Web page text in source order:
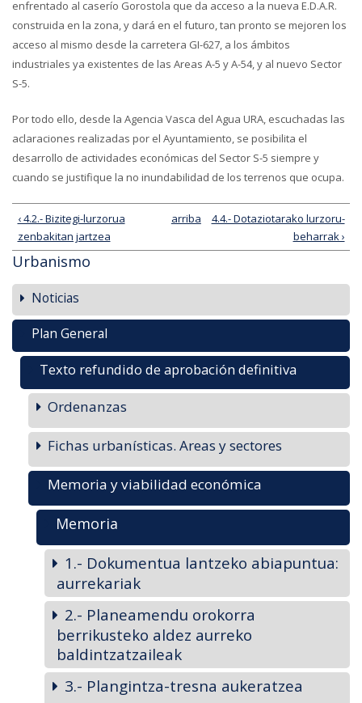
enfrentado al caserío Gorostola que da acceso a la nueva E.D.A.R.
construida en la zona, y dará en el futuro, tan pronto se mejoren los
acceso al mismo desde la carretera GI-627, a los ámbitos
industriales ya existentes de las Areas A-5 y A-54, y al nuevo Sector
S-5.
Por todo ello, desde la Agencia Vasca del Agua URA, escuchadas las
aclaraciones realizadas por el Ayuntamiento, se posibilita el
desarrollo de actividades económicas del Sector S-5 siempre y
cuando se justifique la no inundabilidad de los terrenos que ocupa.
‹ 4.2.- Bizitegi-lurzorua
zenbakitan jartzea
arriba
4.4.- Dotaziotarako lurzoru-
beharrak ›
Urbanismo
Noticias
Plan General
Texto refundido de aprobación definitiva
Ordenanzas
Fichas urbanísticas. Areas y sectores
Memoria y viabilidad económica
Memoria
1.- Dokumentua lantzeko abiapuntua:
aurrekariak
2.- Planeamendu orokorra
berrikusteko aldez aurreko
baldintzatzaileak
3.- Plangintza-tresna aukeratzea